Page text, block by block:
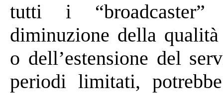
tutti i “broadcaster”
diminuzione della
o dell’estensione del
periodi limitati,